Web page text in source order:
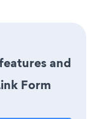
and
Form